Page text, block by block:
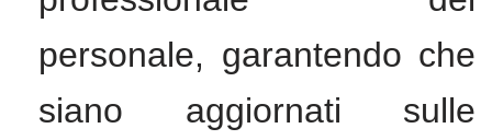
personale, garantendo che
siano aggiornati sulle